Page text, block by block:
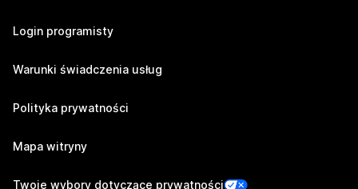
Login programisty
Warunki świadczenia usług
Polityka prywatności
Mapa witryny
Twoje wybory dotyczące prywatności